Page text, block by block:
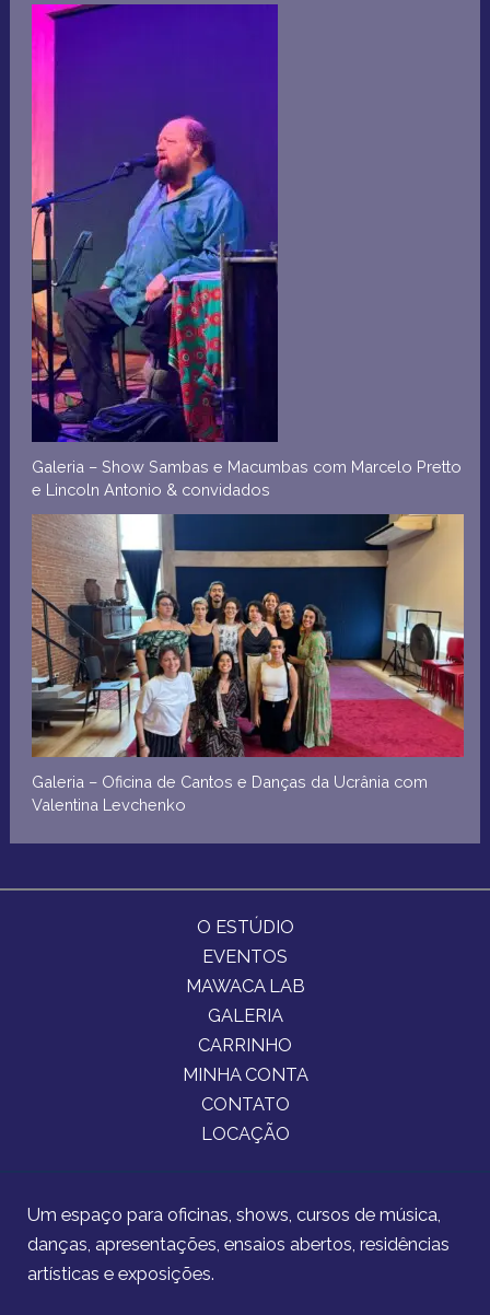
Galeria – Show Sambas e Macumbas com Marcelo Pretto
e Lincoln Antonio & convidados
Galeria – Oficina de Cantos e Danças da Ucrânia com
Valentina Levchenko
O ESTÚDIO
EVENTOS
MAWACA LAB
GALERIA
CARRINHO
MINHA CONTA
CONTATO
LOCAÇÃO
Um espaço para oficinas, shows, cursos de música,
danças, apresentações, ensaios abertos, residências
artísticas e exposições.